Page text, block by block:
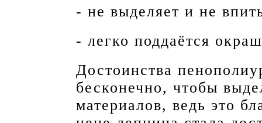
- не выделяет и не
- легко поддаётся
Достоинства
бесконечно, чтобы
материалов, ведь это